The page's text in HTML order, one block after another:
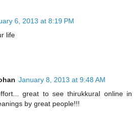
6, 2013 at 8:19 PM
life
January 8, 2013 at 9:48 AM
great to see thirukkural online in
by great people!!!